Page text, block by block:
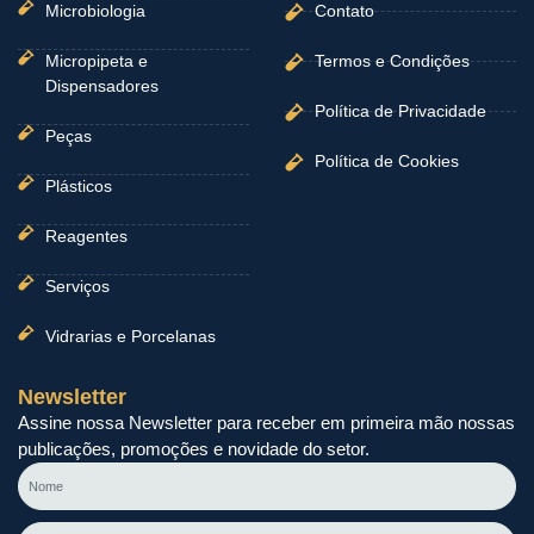
Microbiologia
Micropipeta e
Dispensadores
Peças
Plásticos
Reagentes
Serviços
Vidrarias e Porcelanas
Contato
Termos e Condições
Política de Privacidade
Política de Cookies
Newsletter
Assine nossa Newsletter para receber em primeira mão nossas
publicações, promoções e novidade do setor.
Nome